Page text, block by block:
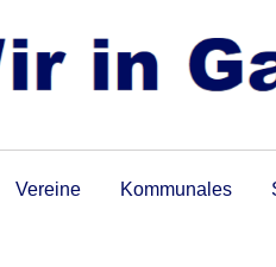
Vereine Kommunales